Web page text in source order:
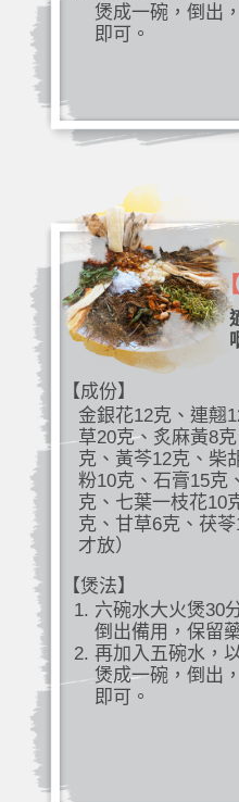
煲成一碗，倒出
即可。
【成份】
金銀花12克、連翹
草20克、炙麻黃8
克、黃芩12克、柴
粉10克、石膏15克
克、七葉一枝花10
克、甘草6克、茯
才放）
【煲法】
六碗水大火煲30
倒出備用，保留
再加入五碗水，
煲成一碗，倒出
即可。